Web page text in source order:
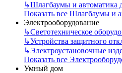
↳Шлагбаумы и автоматика
Показать все Шлагбаумы и
Электрооборудование
↳Светотехническое
↳Устройства защитного
↳Электроустановочные
Показать все
Умный дом